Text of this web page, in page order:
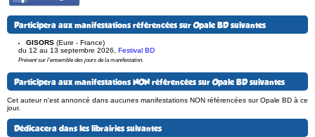
Participera aux manifestations référencées sur Opale BD suivantes
GISORS (Eure - France)
du 12 au 13 septembre 2026
Festival BD
Présent sur l'ensemble des jours de la manifestation.
Participera aux manifestations NON référencées sur Opale BD suivantes
Cet auteur n'est annoncé dans aucunes manifestations NON référencées sur Opale BD à ce
jour.
Dédicacera dans les librairies suivantes